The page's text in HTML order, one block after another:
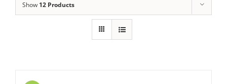
Show 12 Products